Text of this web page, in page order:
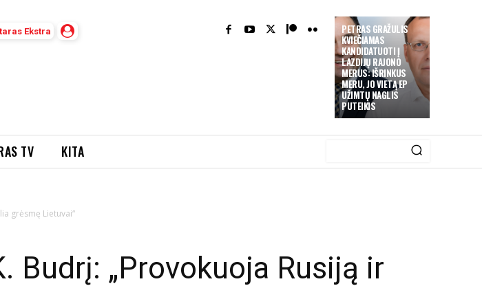
PETRAS GRAŽULIS
KVIEČIAMAS
KANDIDATUOTI Į
LAZDIJŲ RAJONO
MERUS: IŠRINKUS
MERU, JO VIETĄ EP
UŽIMTŲ NAGLIS
PUTEIKIS
Ekstra
TV KITA
grėsmę Lietuvai“
Budrį: „Provokuoja Rusiją ir